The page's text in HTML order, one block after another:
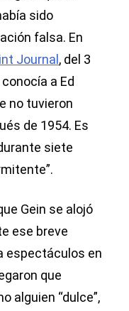
sido
falsa. En
Journal , del 3
a Ed
no tuvieron
de 1954. Es
siete
Gein se alojó
ese breve
espectáculos en
que
alguien “dulce”,